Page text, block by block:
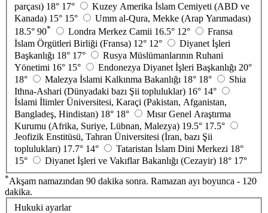
parçası) 18° 17°
Kuzey Amerika İslam Cemiyeti (ABD ve
Kanada) 15° 15°
Umm al-Qura, Mekke (Arap Yarımadası)
18.5° 90* Londra Merkez Camii 16.5° 12°
Fransa
İslam Örgütleri Birliği (Fransa) 12° 12°
Diyanet İşleri
Başkanlığı 18° 17°
Rusya Müslümanlarının Ruhani
Yönetimi 16° 15° Endonezya Diyanet İşleri Başkanlığı 20°
18°
Malezya İslami Kalkınma Bakanlığı 18° 18°
Shia
Ithna-Ashari (Dünyadaki bazı Şii topluluklar) 16° 14°
İslami İlimler Üniversitesi, Karaçi (Pakistan, Afganistan,
Bangladeş, Hindistan) 18° 18°
Mısır Genel Araştırma
Kurumu (Afrika, Suriye, Lübnan, Malezya) 19.5° 17.5°
Jeofizik Enstitüsü, Tahran Üniversitesi (İran, bazı Şii
toplulukları) 17.7° 14° Tataristan İslam Dini Merkezi 18°
15°
Diyanet İşleri ve Vakıflar Bakanlığı (Cezayir) 18° 17°
*Akşam namazından 90 dakika sonra. Ramazan ayı boyunca - 120
dakika.
Hukuki ayarlar